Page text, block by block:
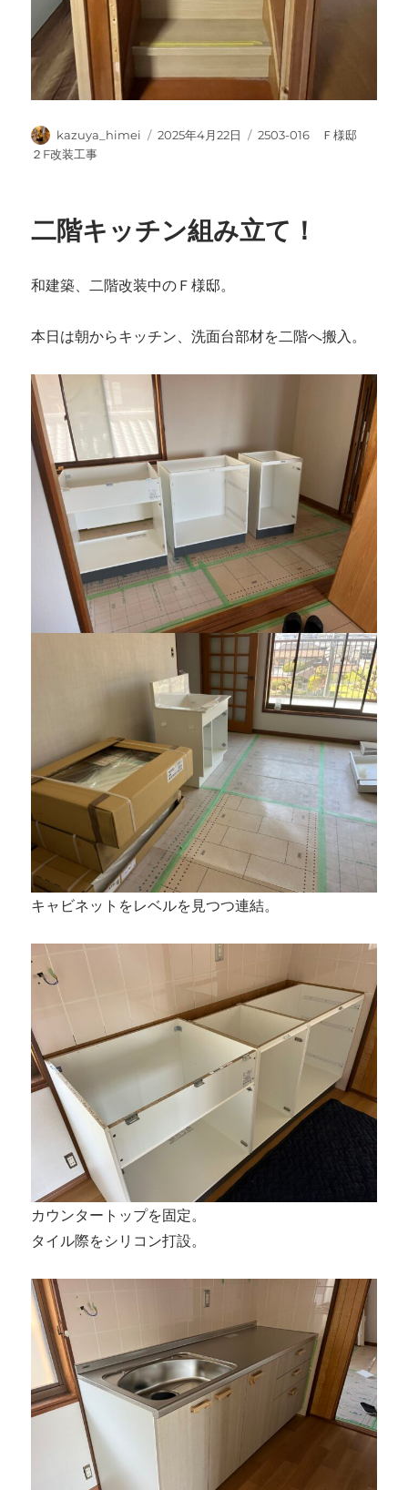
投
稿
kazuya_himei
投
2025年4月22日
カ
2503-016 Ｆ様邸
２F改装工事
二階キッチン組み立て！
和建築、二階改装中のＦ様邸。
本日は朝からキッチン、洗面台部材を二階へ搬入。
キャビネットをレベルを見つつ連結。
カウンタートップを固定。
タイル際をシリコン打設。